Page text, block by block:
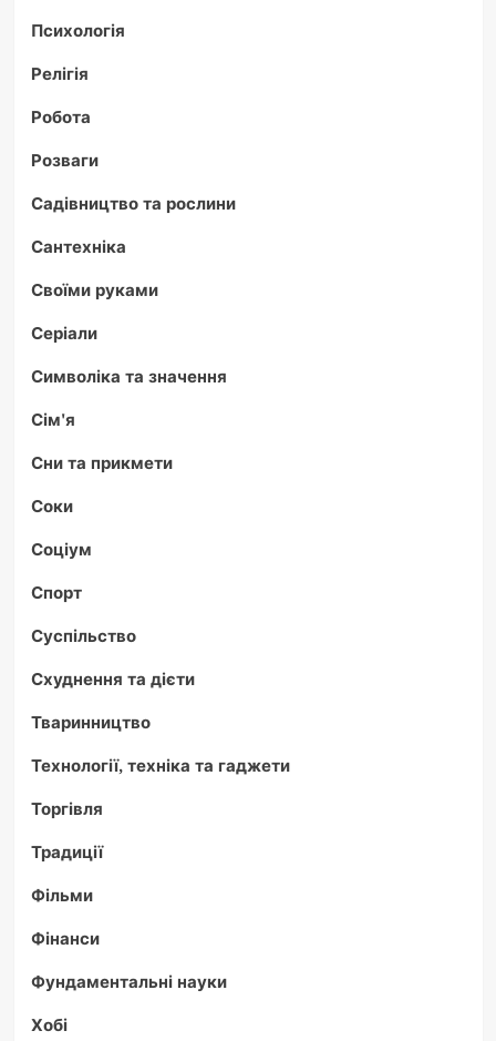
Психологія
Релігія
Робота
Розваги
Садівництво та рослини
Сантехніка
Своїми руками
Серіали
Символіка та значення
Сім'я
Сни та прикмети
Соки
Соціум
Спорт
Суспільство
Схуднення та дієти
Тваринництво
Технології, техніка та гаджети
Торгівля
Традиції
Фільми
Фінанси
Фундаментальні науки
Хобі